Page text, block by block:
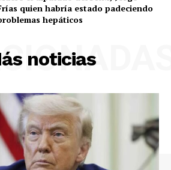
quien habría estado padeciendo
hepáticos
noticias